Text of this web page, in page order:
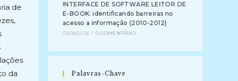
de
da
INTERFACE DE SOFTWARE LEITOR DE
E-BOOK: identificando barreiras no
acesso a informação (2010-2012)
03/08/2026 / 0 COMENTÁRIO
Palavras-Chave